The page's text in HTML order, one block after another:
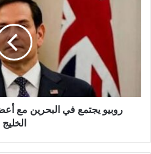
روبيو يجتمع في البحرين مع
الخليج